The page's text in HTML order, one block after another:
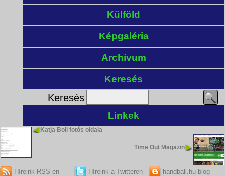
Külföld
Képgaléria
Archívum
Keresés
Keresés
Linkek
Katja Boll fotós oldala
Time Out Magazin
Híreink RSS-en Híreink a Twitteren handball.hu blog